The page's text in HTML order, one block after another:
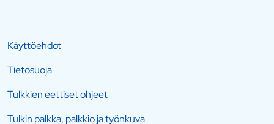
Käyttöehdot
Tietosuoja
Tulkkien eettiset ohjeet
Tulkin palkka, palkkio ja työnkuva